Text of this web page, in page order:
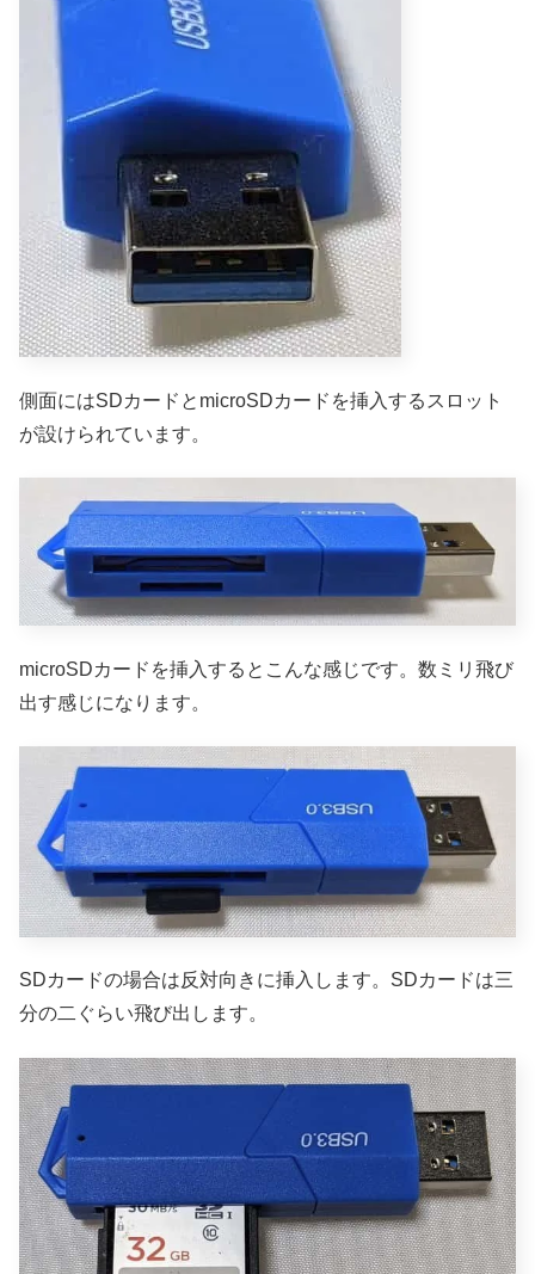
側面にはSDカードとmicroSDカードを挿入するスロット
が設けられています。
microSDカードを挿入するとこんな感じです。数ミリ飛び
出す感じになります。
SDカードの場合は反対向きに挿入します。SDカードは三
分の二ぐらい飛び出します。